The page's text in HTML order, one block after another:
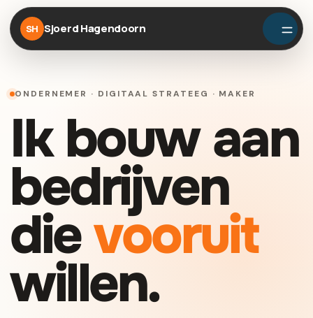
SH Sjoerd Hagendoorn
ONDERNEMER · DIGITAAL STRATEEG · MAKER
Ik bouw aan
bedrijven
dievooruit
willen.